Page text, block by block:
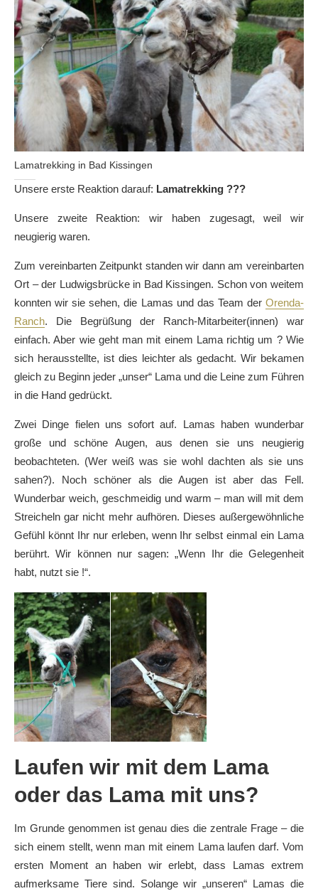
Lamatrekking in Bad Kissingen
Unsere erste Reaktion darauf: Lamatrekking ???
Unsere zweite Reaktion: wir haben zugesagt, weil wir
neugierig waren.
Zum vereinbarten Zeitpunkt standen wir dann am vereinbarten
Ort – der Ludwigsbrücke in Bad Kissingen. Schon von weitem
konnten wir sie sehen, die Lamas und das Team der Orenda-
Ranch. Die Begrüßung der Ranch-Mitarbeiter(innen) war
einfach. Aber wie geht man mit einem Lama richtig um ? Wie
sich herausstellte, ist dies leichter als gedacht. Wir bekamen
gleich zu Beginn jeder „unser“ Lama und die Leine zum Führen
in die Hand gedrückt.
Zwei Dinge fielen uns sofort auf. Lamas haben wunderbar
große und schöne Augen, aus denen sie uns neugierig
beobachteten. (Wer weiß was sie wohl dachten als sie uns
sahen?). Noch schöner als die Augen ist aber das Fell.
Wunderbar weich, geschmeidig und warm – man will mit dem
Streicheln gar nicht mehr aufhören. Dieses außergewöhnliche
Gefühl könnt Ihr nur erleben, wenn Ihr selbst einmal ein Lama
berührt. Wir können nur sagen: „Wenn Ihr die Gelegenheit
habt, nutzt sie !“.
Laufen wir mit dem Lama
oder das Lama mit uns?
Im Grunde genommen ist genau dies die zentrale Frage – die
sich einem stellt, wenn man mit einem Lama laufen darf. Vom
ersten Moment an haben wir erlebt, dass Lamas extrem
aufmerksame Tiere sind. Solange wir „unseren“ Lamas die